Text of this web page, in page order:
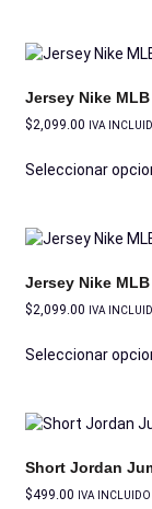
Jersey Nike
$2,099.00 IVA
Seleccionar
Jersey Nike
$2,099.00 IVA
Seleccionar
Short Jordan
$499.00 IVA INCLUIDO